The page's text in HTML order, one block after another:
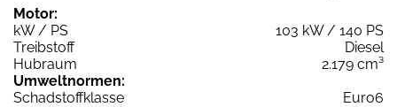
Motor:
kW / PS
103 kW / 140 PS
Treibstoff
Diesel
Hubraum
2.179 cm³
Umweltnormen:
Schadstoffklasse
Euro6